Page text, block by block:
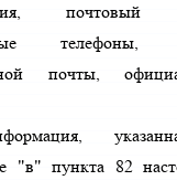
почтовый
телефоны,
почты,
"в" пункта 82